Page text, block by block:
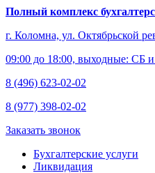
Полный комплекс
г. Коломна, ул. Октябрьской
09:00 до 18:00, выходные: СБ
8 (496) 623-02-02
8 (977) 398-02-02
Заказать звонок
Бухгалтерские услуги
Ликвидация